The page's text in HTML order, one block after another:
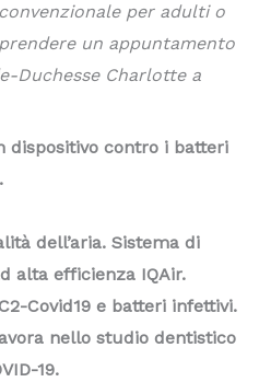
per adulti o
un appuntamento
Duchesse Charlotte a
dispositivo contro i batteri
dell’aria. Sistema di
alta efficienza IQAir.
Covid19 e batteri infettivi.
nello studio dentistico
19.